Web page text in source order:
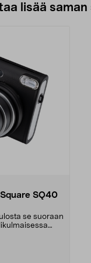
lisää
SQ40
se suoraan